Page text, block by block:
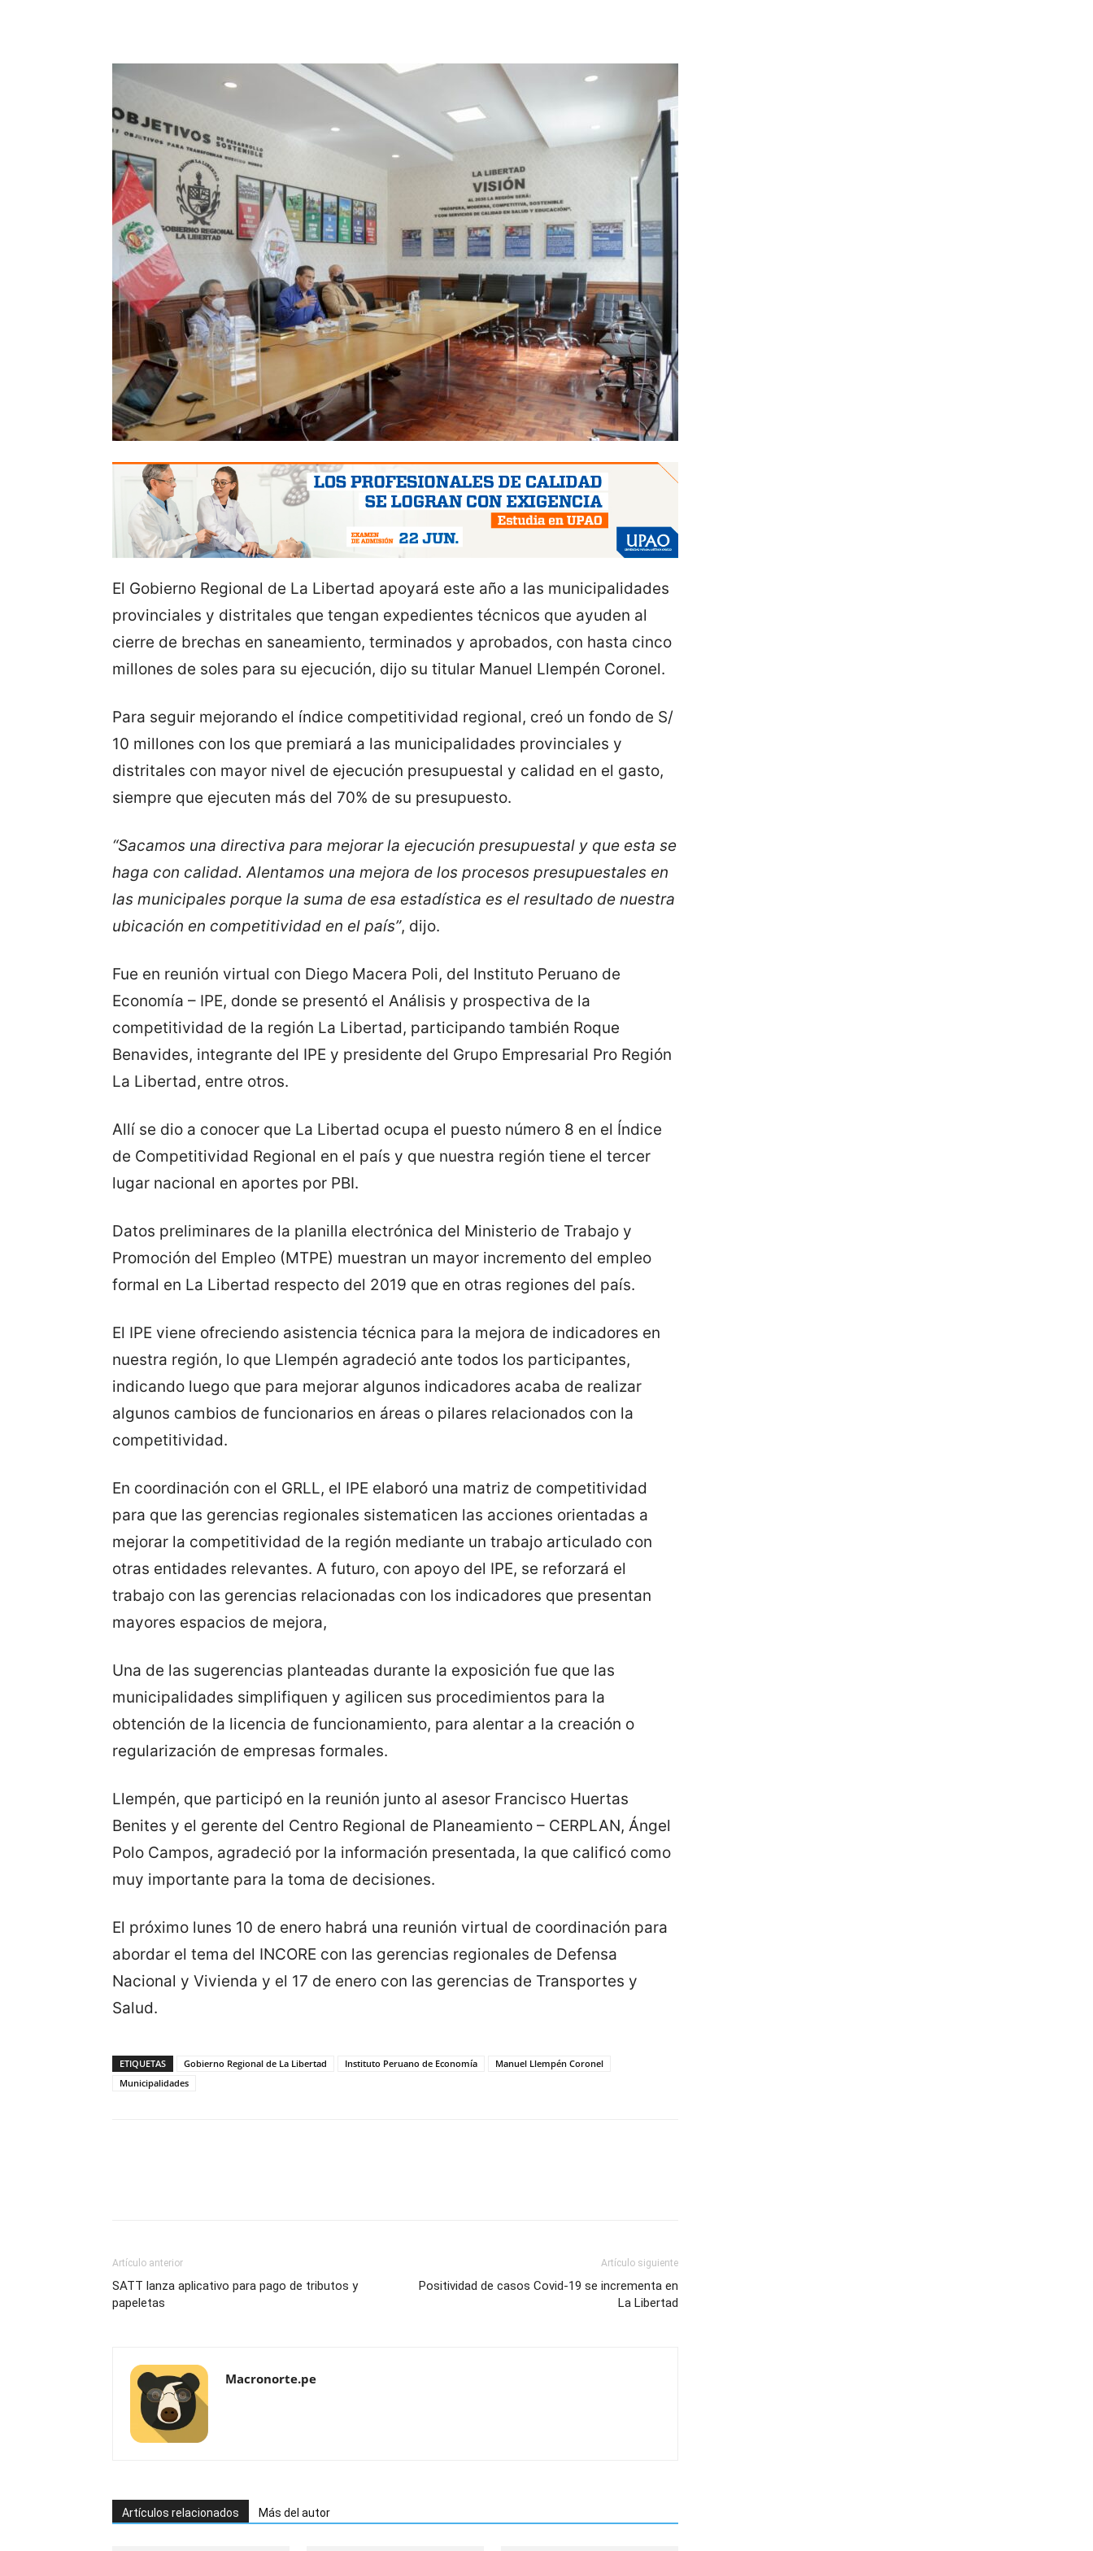
El Gobierno Regional de La Libertad apoyará este año a las municipalidades
provinciales y distritales que tengan expedientes técnicos que ayuden al
cierre de brechas en saneamiento, terminados y aprobados, con hasta cinco
millones de soles para su ejecución, dijo su titular Manuel Llempén Coronel.
Para seguir mejorando el índice competitividad regional, creó un fondo de S/
10 millones con los que premiará a las municipalidades provinciales y
distritales con mayor nivel de ejecución presupuestal y calidad en el gasto,
siempre que ejecuten más del 70% de su presupuesto.
“Sacamos una directiva para mejorar la ejecución presupuestal y que esta se
haga con calidad. Alentamos una mejora de los procesos presupuestales en
las municipales porque la suma de esa estadística es el resultado de nuestra
ubicación en competitividad en el país”, dijo.
Fue en reunión virtual con Diego Macera Poli, del Instituto Peruano de
Economía – IPE, donde se presentó el Análisis y prospectiva de la
competitividad de la región La Libertad, participando también Roque
Benavides, integrante del IPE y presidente del Grupo Empresarial Pro Región
La Libertad, entre otros.
Allí se dio a conocer que La Libertad ocupa el puesto número 8 en el Índice
de Competitividad Regional en el país y que nuestra región tiene el tercer
lugar nacional en aportes por PBI.
Datos preliminares de la planilla electrónica del Ministerio de Trabajo y
Promoción del Empleo (MTPE) muestran un mayor incremento del empleo
formal en La Libertad respecto del 2019 que en otras regiones del país.
El IPE viene ofreciendo asistencia técnica para la mejora de indicadores en
nuestra región, lo que Llempén agradeció ante todos los participantes,
indicando luego que para mejorar algunos indicadores acaba de realizar
algunos cambios de funcionarios en áreas o pilares relacionados con la
competitividad.
En coordinación con el GRLL, el IPE elaboró una matriz de competitividad
para que las gerencias regionales sistematicen las acciones orientadas a
mejorar la competitividad de la región mediante un trabajo articulado con
otras entidades relevantes. A futuro, con apoyo del IPE, se reforzará el
trabajo con las gerencias relacionadas con los indicadores que presentan
mayores espacios de mejora,
Una de las sugerencias planteadas durante la exposición fue que las
municipalidades simplifiquen y agilicen sus procedimientos para la
obtención de la licencia de funcionamiento, para alentar a la creación o
regularización de empresas formales.
Llempén, que participó en la reunión junto al asesor Francisco Huertas
Benites y el gerente del Centro Regional de Planeamiento – CERPLAN, Ángel
Polo Campos, agradeció por la información presentada, la que calificó como
muy importante para la toma de decisiones.
El próximo lunes 10 de enero habrá una reunión virtual de coordinación para
abordar el tema del INCORE con las gerencias regionales de Defensa
Nacional y Vivienda y el 17 de enero con las gerencias de Transportes y
Salud.
ETIQUETAS Gobierno Regional de La Libertad Instituto Peruano de Economía
Manuel Llempén Coronel
Municipalidades
Artículo anterior
SATT lanza aplicativo para pago de tributos y
papeletas
Artículo siguiente
Positividad de casos Covid-19 se incrementa en
La Libertad
Macronorte.pe
Artículos relacionados Más del autor